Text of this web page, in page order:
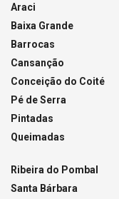
Araci
Baixa Grande
Barrocas
Cansanção
Conceição do Coité
Pé de Serra
Pintadas
Queimadas
Ribeira do Pombal
Santa Bárbara